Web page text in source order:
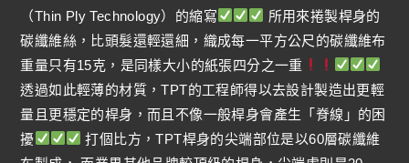
（Thin Ply Technology）的縮寫
所用來捲製桿身的
碳纖維絲，比頭髮還輕還細，織成每一平方公尺的碳纖維布
重量只有15克，是同樣大小的紙張四分之一重
透過如此輕薄的材質，TPT的工程師得以去設計製造出更輕
量且更穩定的桿身，而且不像一般桿身會產生「脊線」的困
擾
打個比方，TPT桿身的尖端部位是以60層碳纖維